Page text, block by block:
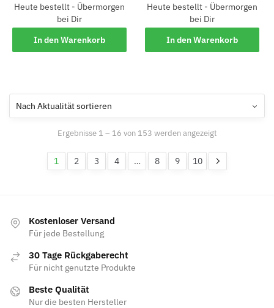
Heute bestellt - Übermorgen
bei Dir
In den Warenkorb
Heute bestellt - Übermorgen
bei Dir
In den Warenkorb
Ergebnisse 1 – 16 von 153 werden angezeigt
1 2 3 4 … 8 9 10
Kostenloser Versand
Für jede Bestellung
30 Tage Rückgaberecht
Für nicht genutzte Produkte
Beste Qualität
Nur die besten Hersteller